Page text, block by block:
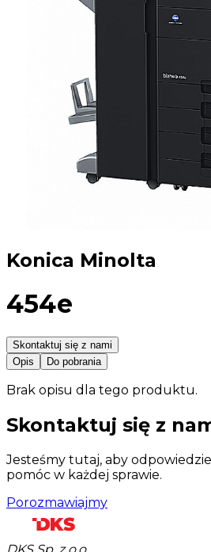
Konica Minolta
454e
Skontaktuj się z nami
Opis
Do pobrania
Brak opisu dla tego produktu.
Skontaktuj się z
Jesteśmy tutaj, aby
pomóc w każdej sprawie.
Porozmawiajmy
DKS Sp. z o.o.